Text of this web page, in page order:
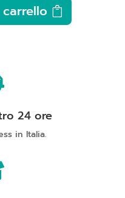
24 ore
in Italia.